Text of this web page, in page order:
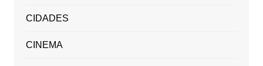
CIDADES
CINEMA